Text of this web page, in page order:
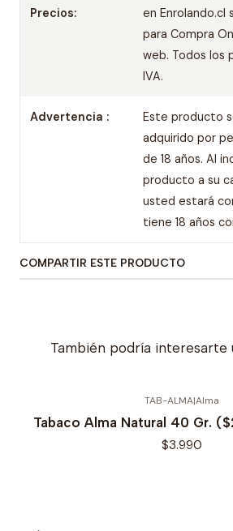
Precios:
en Enrolando.cl
para Compra
web. Todos los
IVA.
Advertencia :
Este producto
adquirido por
de 18 años. Al
producto a su
usted estará
tiene 18 años
COMPARTIR ESTE PRODUCTO
También podría interesarte
TAB-ALMA|Alma
Tabaco Alma Natural 40 Gr.
$3.990